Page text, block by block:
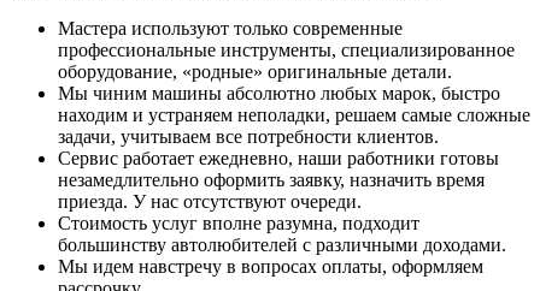
Мастера используют только современные
профессиональные инструменты, специализированное
оборудование, «родные» оригинальные детали.
Мы чиним машины абсолютно любых марок, быстро
находим и устраняем неполадки, решаем самые сложные
задачи, учитываем все потребности клиентов.
Сервис работает ежедневно, наши работники готовы
незамедлительно оформить заявку, назначить время
приезда. У нас отсутствуют очереди.
Стоимость услуг вполне разумна, подходит
большинству автолюбителей с различными доходами.
Мы идем навстречу в вопросах оплаты, оформляем